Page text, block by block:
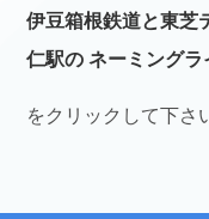
伊豆箱根鉄道と東芝
仁駅の ネーミング
をクリックして下さ